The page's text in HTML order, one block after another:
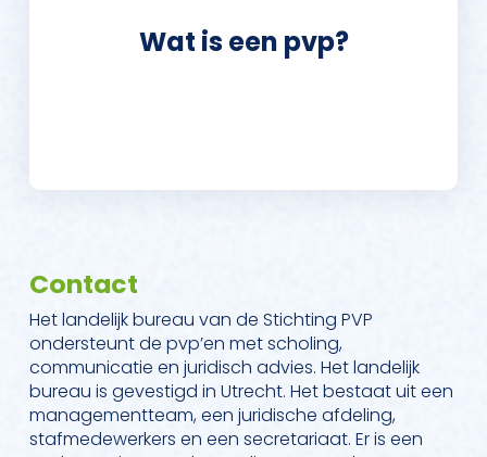
Wat is een pvp?
Contact
Het landelijk bureau van de Stichting PVP
ondersteunt de pvp’en met scholing,
communicatie en juridisch advies. Het landelijk
bureau is gevestigd in Utrecht. Het bestaat uit een
managementteam, een juridische afdeling,
stafmedewerkers en een secretariaat. Er is een